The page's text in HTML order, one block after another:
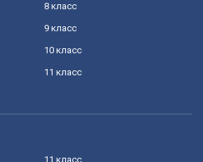
8 класс
9 класс
10 класс
11 класс
11 класс